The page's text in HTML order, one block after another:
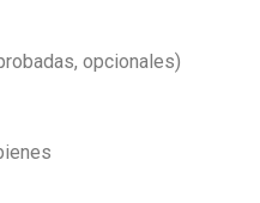
opcionales)